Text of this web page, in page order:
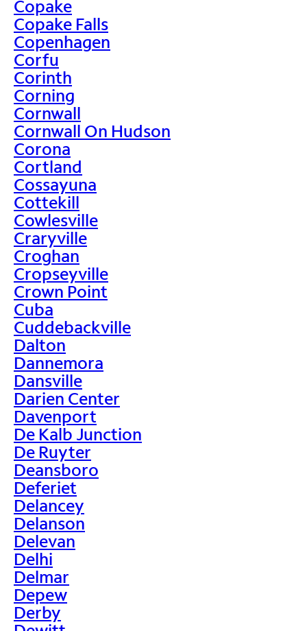
Copake
Copake Falls
Copenhagen
Corfu
Corinth
Corning
Cornwall
Cornwall On Hudson
Corona
Cortland
Cossayuna
Cottekill
Cowlesville
Craryville
Croghan
Cropseyville
Crown Point
Cuba
Cuddebackville
Dalton
Dannemora
Dansville
Darien Center
Davenport
De Kalb Junction
De Ruyter
Deansboro
Deferiet
Delancey
Delanson
Delevan
Delhi
Delmar
Depew
Derby